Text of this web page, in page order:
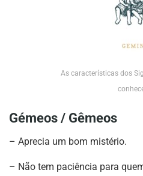
As características dos
Gémeos / Gêmeos
– Aprecia um bom mistério.
– Não tem paciência para